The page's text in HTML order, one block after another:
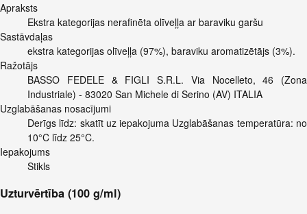
Apraksts
Ekstra kategorijas nerafinēta olīveļļa ar baraviku garšu
Sastāvdaļas
ekstra kategorijas olīveļļa (97%), baraviku aromatizētājs (3%).
Ražotājs
BASSO FEDELE & FIGLI S.R.L. Via Nocelleto, 46 (Zona
Industriale) - 83020 San Michele di Serino (AV) ITALIA
Uzglabāšanas nosacījumi
Derīgs līdz: skatīt uz iepakojuma Uzglabāšanas temperatūra: no
10°C līdz 25°C.
Iepakojums
Stikls
Uzturvērtība (100 g/ml)